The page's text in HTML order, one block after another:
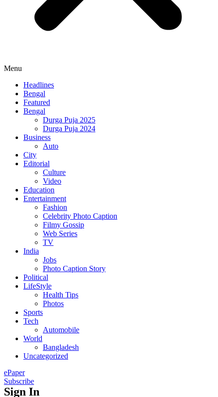
Menu
Headlines
Bengal
Featured
Bengal
Durga Puja 2025
Durga Puja 2024
Business
Auto
City
Editorial
Culture
Video
Education
Entertainment
Fashion
Celebrity Photo Caption
Filmy Gossip
Web Series
TV
India
Jobs
Photo Caption Story
Political
LifeStyle
Health Tips
Photos
Sports
Tech
Automobile
World
Bangladesh
Uncategorized
ePaper
Subscribe
Sign In